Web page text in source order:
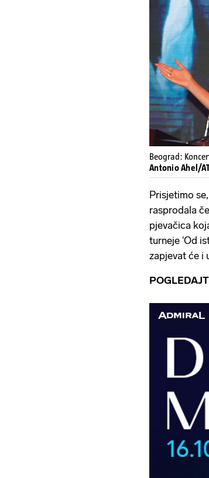
Beograd:
Antonio Ahel/
Prisjetimo
rasprodala
pjevačica
turneje 'Od
zapjevat će i